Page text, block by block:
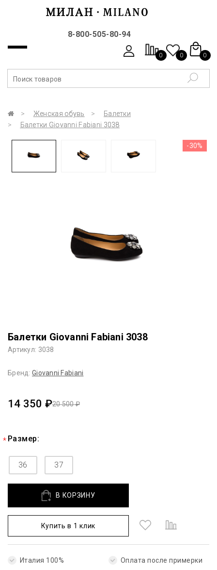
8-800-505-80-94
0 0 0
Женская обувь
Балетки
Балетки Giovanni Fabiani 3038
-30%
Балетки Giovanni Fabiani 3038
Артикул: 3038
Бренд: Giovanni Fabiani
20 500 ₽
14 350 ₽
Размер:
36 37
В КОРЗИНУ
Купить в 1 клик
Италия 100% Оплата после примерки